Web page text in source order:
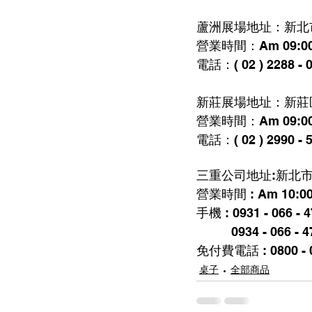
蘆洲展場地址：新
營業時間：Am
電話：( 02 ) 2288 -
新莊展場地址：新
營業時間：Am
電話：( 02 ) 2990 -
三重公司地址:新北
營業時間 : Am
手機 : 0931 - 066 -
0934 -
免付費電話 : 0800 -
桌子 全部商品